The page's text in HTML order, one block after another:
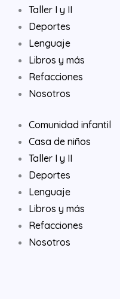
Taller I y II
Deportes
Lenguaje
Libros y más
Refacciones
Nosotros
Comunidad infantil
Casa de niños
Taller I y II
Deportes
Lenguaje
Libros y más
Refacciones
Nosotros